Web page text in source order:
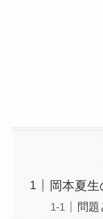
岡本夏
問題